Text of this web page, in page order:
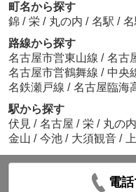
町名から探す
錦 / 栄 / 丸の内 / 名駅 /
路線から探す
名古屋市営東山線 / 名古
名古屋市営鶴舞線 / 中央
名鉄瀬戸線 / 名古屋臨海
駅から探す
伏見 / 名古屋 / 栄 / 丸の内
金山 / 今池 / 大須観音 /
電